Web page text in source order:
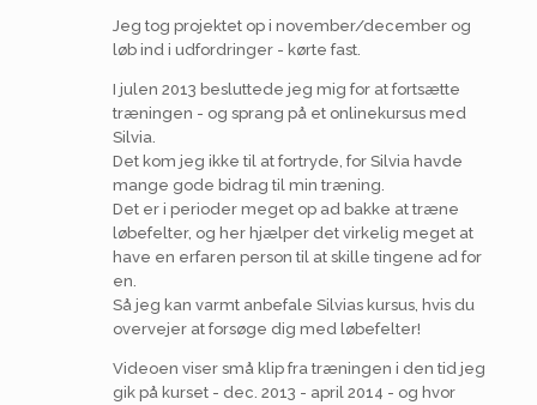
Jeg tog projektet op i november/december og
løb ind i udfordringer - kørte fast.
I julen 2013 besluttede jeg mig for at fortsætte
træningen - og sprang på et onlinekursus med
Silvia.
Det kom jeg ikke til at fortryde, for Silvia havde
mange gode bidrag til min træning.
Det er i perioder meget op ad bakke at træne
løbefelter, og her hjælper det virkelig meget at
have en erfaren person til at skille tingene ad for
en.
Så jeg kan varmt anbefale Silvias kursus, hvis du
overvejer at forsøge dig med løbefelter!
Videoen viser små klip fra træningen i den tid jeg
gik på kurset - dec. 2013 - april 2014 - og hvor